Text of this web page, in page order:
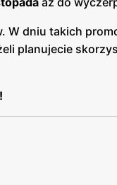
W dniu takich
planujecie